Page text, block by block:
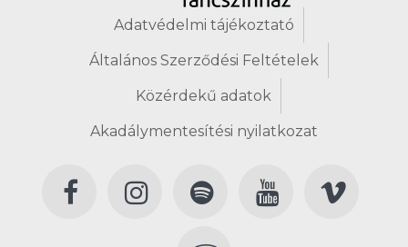
Adatvédelmi tájékoztató
Általános Szerződési Feltételek
Közérdekű adatok
Akadálymentesítési nyilatkozat